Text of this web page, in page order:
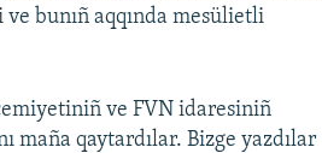
ve bunıñ aqqında mesülietli
ve FVN idaresiniñ
maña qaytardılar. Bizge yazdılar